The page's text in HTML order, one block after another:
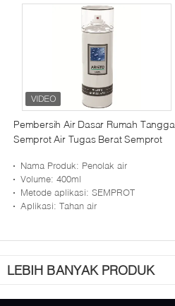
Pembersih Air Dasar Rumah Tangga
Semprot Air Tugas Berat Semprot
Nama Produk: Penolak air
Volume: 400ml
Metode aplikasi: SEMPROT
Aplikasi: Tahan air
LEBIH BANYAK PRODUK